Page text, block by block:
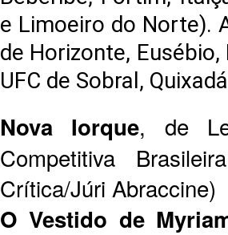
e Limoeiro do Norte).
de Horizonte,
UFC de Sobral,
Nova Iorque, de
Competitiva
Crítica/Júri Abraccine)
O Vestido de